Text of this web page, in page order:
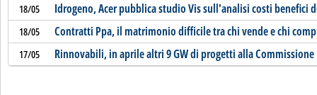
18/05 Idrogeno, Acer pubblica studio Vis sull'analisi costi benefici
18/05 Contratti Ppa, il matrimonio difficile tra chi vende e chi
17/05 Rinnovabili, in aprile altri 9 GW di progetti alla Commissione